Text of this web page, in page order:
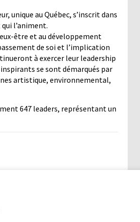
unique au Québec, s’inscrit dans
l’animent.
être et au développement
de soi et l’implication
à exercer leur leadership
se sont démarqués par
artistique, environnemental,
647 leaders, représentant un